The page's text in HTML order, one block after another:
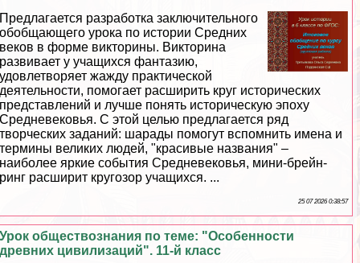
Предлагается разработка заключительного
обобщающего урока по истории Средних
веков в форме викторины. Викторина
развивает у учащихся фантазию,
удовлетворяет жажду пpaктической
деятельности, помогает расширить круг исторических
представлений и лучше понять историческую эпоху
Средневековья. С этой целью предлагается ряд
творческих заданий: шарады помогут вспомнить имена и
термины великих людей, "красивые названия" –
наиболее яркие события Cредневековья, мини-брейн-
ринг расширит кругозор учащихся. ...
25 07 2026 0:38:57
Урок обществознания по теме: "Особенности
древних цивилизаций". 11-й класс